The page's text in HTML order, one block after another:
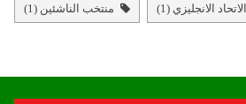
الانجليزي (1) منتخب الناشئين (1)